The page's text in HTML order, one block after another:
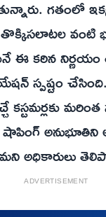
గతంలో
వంటి
ఈ కఠిన నిర్ణయం
స్పష్టం చేసింది.
మరింత
అధికారులు
ADVERTISEMENT